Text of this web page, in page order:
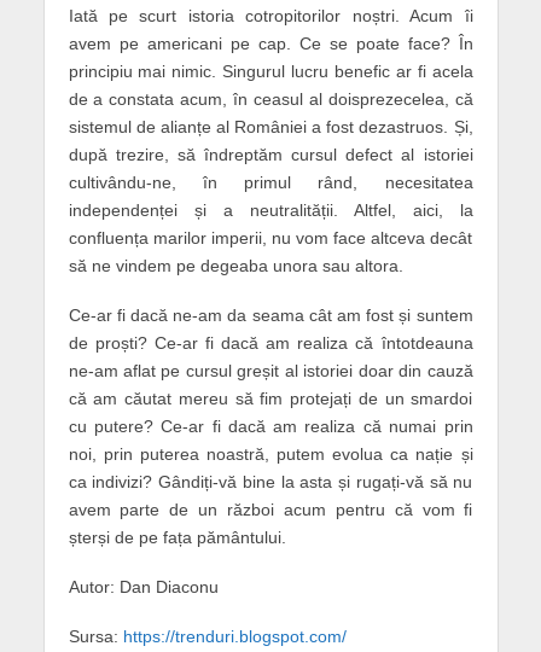
Iată pe scurt istoria cotropitorilor noștri. Acum îi
avem pe americani pe cap. Ce se poate face? În
principiu mai nimic. Singurul lucru benefic ar fi acela
de a constata acum, în ceasul al doisprezecelea, că
sistemul de alianțe al României a fost dezastruos. Și,
după trezire, să îndreptăm cursul defect al istoriei
cultivându-ne, în primul rând, necesitatea
independenței și a neutralității. Altfel, aici, la
confluența marilor imperii, nu vom face altceva decât
să ne vindem pe degeaba unora sau altora.
Ce-ar fi dacă ne-am da seama cât am fost și suntem
de proști? Ce-ar fi dacă am realiza că întotdeauna
ne-am aflat pe cursul greșit al istoriei doar din cauză
că am căutat mereu să fim protejați de un smardoi
cu putere? Ce-ar fi dacă am realiza că numai prin
noi, prin puterea noastră, putem evolua ca nație și
ca indivizi? Gândiți-vă bine la asta și rugați-vă să nu
avem parte de un război acum pentru că vom fi
șterși de pe fața pământului.
Autor: Dan Diaconu
Sursa: https://trenduri.blogspot.com/